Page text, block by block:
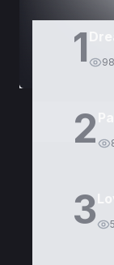
1
2
3